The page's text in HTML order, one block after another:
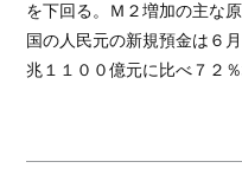
を下回る。Ｍ２増加の主な
国の人民元の新規預金は６
兆１１００億元に比べ７２